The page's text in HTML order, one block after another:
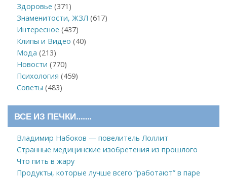
Здоровье (371)
Знаменитости, ЖЗЛ (617)
Интересное (437)
Клипы и Видео (40)
Мода (213)
Новости (770)
Психология (459)
Советы (483)
ВСЕ ИЗ ПЕЧКИ…….
Владимир Набоков — повелитель Лоллит
Странные медицинские изобретения из прошлого
Что пить в жару
Продукты, которые лучше всего “работают” в паре